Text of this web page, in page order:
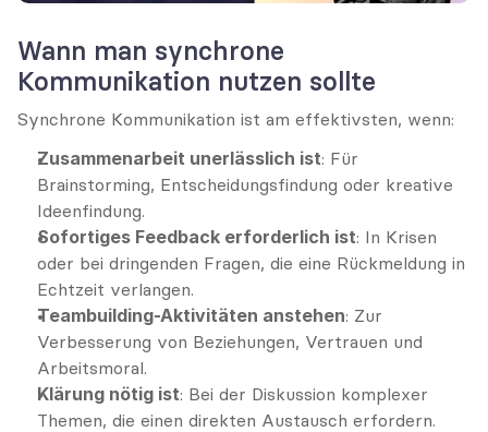
Wann man synchrone
Kommunikation nutzen sollte
Synchrone Kommunikation ist am effektivsten, wenn:
Zusammenarbeit unerlässlich ist: Für
Brainstorming, Entscheidungsfindung oder kreative
Ideenfindung.
Sofortiges Feedback erforderlich ist: In Krisen
oder bei dringenden Fragen, die eine Rückmeldung in
Echtzeit verlangen.
Teambuilding-Aktivitäten anstehen: Zur
Verbesserung von Beziehungen, Vertrauen und
Arbeitsmoral.
Klärung nötig ist: Bei der Diskussion komplexer
Themen, die einen direkten Austausch erfordern.